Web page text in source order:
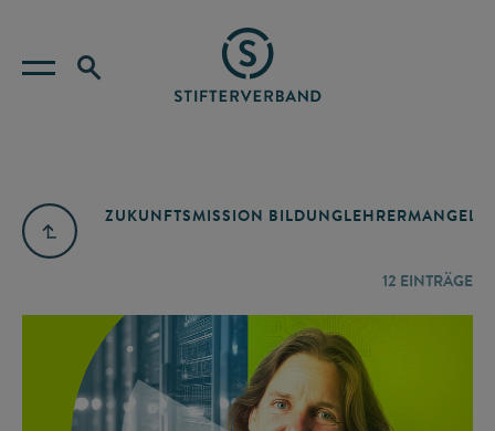
ZUKUNFTSMISSION BILDUNGLEHRERMANGEL
12 EINTRÄGE